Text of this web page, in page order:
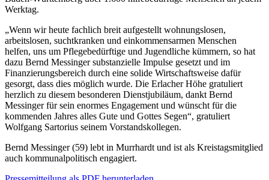
Werktag.
„Wenn wir heute fachlich breit aufgestellt wohnungslosen,
arbeitslosen, suchtkranken und einkommensarmen Menschen
helfen, uns um Pflegebedürftige und Jugendliche kümmern, so hat
dazu Bernd Messinger substanzielle Impulse gesetzt und im
Finanzierungsbereich durch eine solide Wirtschaftsweise dafür
gesorgt, dass dies möglich wurde. Die Erlacher Höhe gratuliert
herzlich zu diesem besonderen Dienstjubiläum, dankt Bernd
Messinger für sein enormes Engagement und wünscht für die
kommenden Jahres alles Gute und Gottes Segen“, gratuliert
Wolfgang Sartorius seinem Vorstandskollegen.
Bernd Messinger (59) lebt in Murrhardt und ist als Kreistagsmitglied
auch kommunalpolitisch engagiert.